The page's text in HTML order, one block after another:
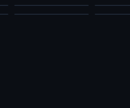
2026-07-03
2026/韩国
2026/大陆